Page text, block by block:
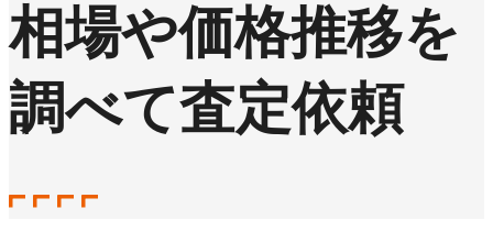
相場や価格推移を
調べて査定依頼